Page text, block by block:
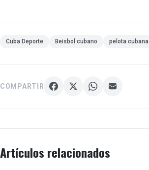
Cuba Deporte Beisbol cubano pelota cubana
COMPARTIR
Artículos relacionados